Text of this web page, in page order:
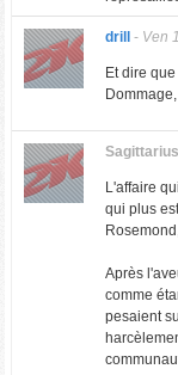
drill - Ven
Et dire
Sagittarius
L'affaire
qui plus
Après
comme
pesaient